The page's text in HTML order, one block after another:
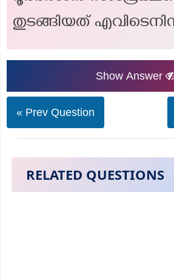
തുടങ്ങിയത്
Show Answer
« Prev Question
RELATED QUESTIONS